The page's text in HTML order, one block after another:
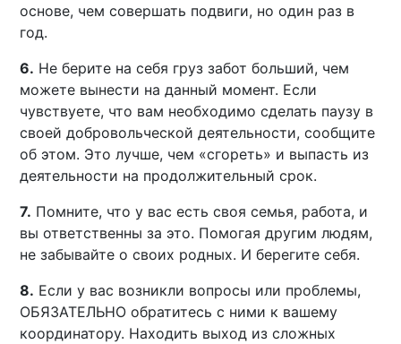
основе, чем совершать подвиги, но один раз в
год.
6. Не берите на себя груз забот больший, чем
можете вынести на данный момент. Если
чувствуете, что вам необходимо сделать паузу в
своей добровольческой деятельности, сообщите
об этом. Это лучше, чем «сгореть» и выпасть из
деятельности на продолжительный срок.
7. Помните, что у вас есть своя семья, работа, и
вы ответственны за это. Помогая другим людям,
не забывайте о своих родных. И берегите себя.
8. Если у вас возникли вопросы или проблемы,
ОБЯЗАТЕЛЬНО обратитесь с ними к вашему
координатору. Находить выход из сложных